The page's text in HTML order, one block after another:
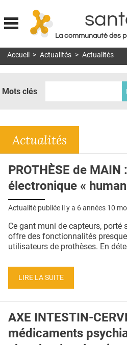
Jump to
La communauté des
MON COMPTE
DOSSIERS
RÉSEAUX
E-REVUE SAD
QUI SOMMES-NOUS ?
CONDITIONS GÉNÉRALES
CRÉDITS
Accueil > Actualités > Actualités
Mots clés
Actualités
PROTHÈSE de MAIN
électronique «
Actualité publiée il y a 6 années 10
Ce gant muni de capteurs, porté
offre des fonctionnalités
utilisateurs de prothèses. En
LIRE LA SUITE
AXE INTESTIN-
médicaments